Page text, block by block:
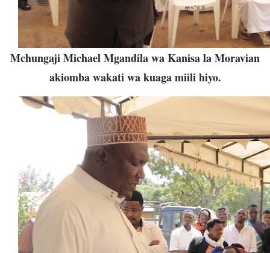
Mchungaji Michael Mgandila wa Kanisa la Moravian
akiomba wakati wa kuaga miili hiyo.